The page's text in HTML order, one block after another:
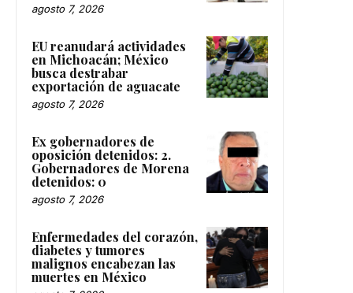
agosto 7, 2026
EU reanudará actividades
en Michoacán; México
busca destrabar
exportación de aguacate
agosto 7, 2026
Ex gobernadores de
oposición detenidos: 2.
Gobernadores de Morena
detenidos: 0
agosto 7, 2026
Enfermedades del corazón,
diabetes y tumores
malignos encabezan las
muertes en México